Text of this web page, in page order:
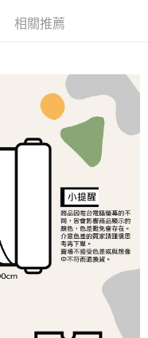
立即使用無須另外申請。
會自動跳轉到大哥付的交易
交易確認頁面所載為準。
核未通過，訂單將自動取
哥付你分期系統評分，恕無
於每月結算日後寄送繳費提
／台灣大直營門市／銀行轉
下簡稱本公司）所提供，讓
並由商店將買賣／分期付款
單繳交帳款。
係目的，商店將以您的個人
大進項蒐集、處理及利用，
、核對及更正。
oppay.tw/userRule
支付方式。 讓您購物簡單
。
。
跳轉至「AFTEE先享後付」
成結帳。
的連結，可透過四大超商／
交易完成。
但若您需要取消訂單，請聯絡
為有效，需透過AFTEE先享
帳頁面顯示為準，若有關於
，請聯繫「AFTEE先享後付
support/home
費
相關推薦